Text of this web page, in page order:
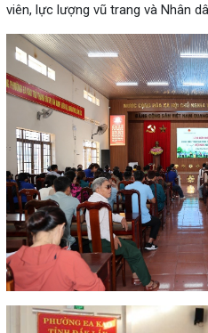
viên, lực lượng vũ trang và Nhân